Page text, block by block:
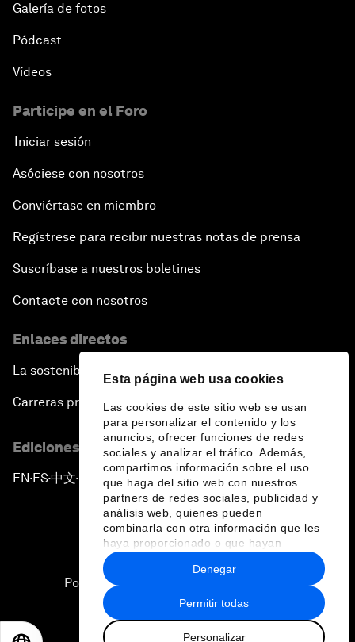
Esta página web usa cookies
Las cookies de este sitio web se usan
para personalizar el contenido y los
anuncios, ofrecer funciones de redes
sociales y analizar el tráfico. Además,
compartimos información sobre el uso
que haga del sitio web con nuestros
partners de redes sociales, publicidad y
análisis web, quienes pueden
combinarla con otra información que les
haya proporcionado o que hayan
recopilado a partir del uso que haya
hecho de sus servicios.
Permitir todas
Personalizar
Denegar
Galería de fotos
Pódcast
Vídeos
Participe en el Foro
Iniciar sesión
Asóciese con nosotros
Conviértase en miembro
Regístrese para recibir nuestras notas de prensa
Suscríbase a nuestros boletines
Contacte con nosotros
Enlaces directos
La sostenibilidad en el Foro
Carreras profesionales
Ediciones en otros idiomas
EN ▪ ES▪中文▪ 日本語
Política de privacidad y normas de uso